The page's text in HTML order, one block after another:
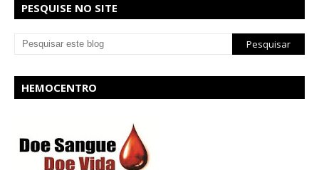
PESQUISE NO SITE
HEMOCENTRO